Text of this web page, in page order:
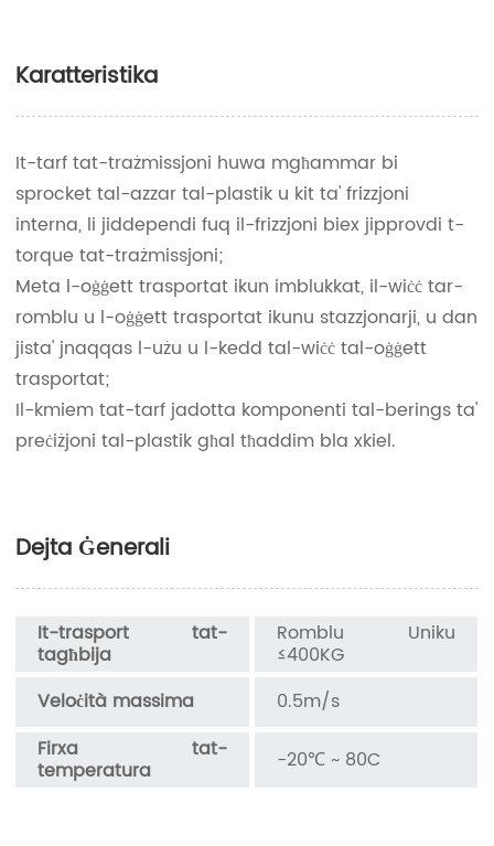
Karatteristika
It-tarf tat-trażmissjoni huwa mgħammar bi
sprocket tal-azzar tal-plastik u kit ta' frizzjoni
interna, li jiddependi fuq il-frizzjoni biex jipprovdi t-
torque tat-trażmissjoni;
Meta l-oġġett trasportat ikun imblukkat, il-wiċċ tar-
romblu u l-oġġett trasportat ikunu stazzjonarji, u dan
jista' jnaqqas l-użu u l-kedd tal-wiċċ tal-oġġett
trasportat;
Il-kmiem tat-tarf jadotta komponenti tal-berings ta'
preċiżjoni tal-plastik għal tħaddim bla xkiel.
Dejta Ġenerali
It-trasport tat-
tagħbija
Romblu Uniku
≤400KG
Veloċità massima
0.5m/s
Firxa tat-
temperatura -20℃ ~ 80C